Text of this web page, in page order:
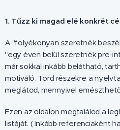
1. Tűzz ki magad elé konkrét
A "folyékonyan szeretnék
"egy éven belül szeretnék pre-
már sokkal inkább belátható,
motiváló. Törd részekre a
meglátod, mennyivel
Ezen az oldalon megtalálod a
listáját. ( Inkább referenciaként